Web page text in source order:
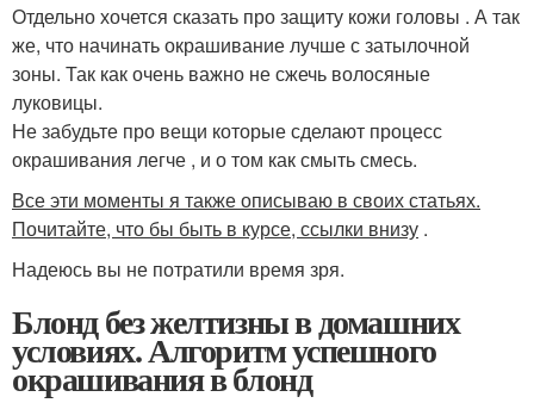
Отдельно хочется сказать про защиту кожи головы . А так
же, что начинать окрашивание лучше с затылочной
зоны. Так как очень важно не сжечь волосяные
луковицы.
Не забудьте про вещи которые сделают процесс
окрашивания легче , и о том как смыть смесь.
Все эти моменты я также описываю в своих статьях.
Почитайте, что бы быть в курсе, ссылки внизу .
Надеюсь вы не потратили время зря.
Блонд без желтизны в домашних
условиях. Алгоритм успешного
окрашивания в блонд